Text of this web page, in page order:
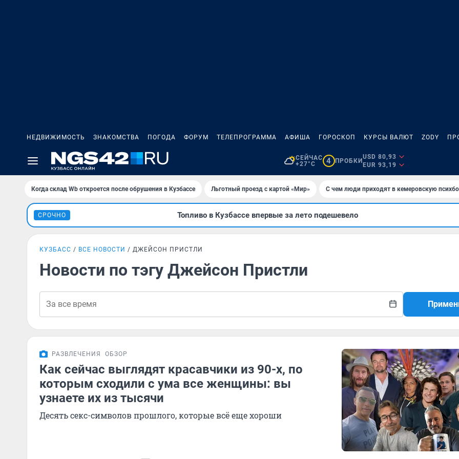
НЕДВИЖИМОСТЬ ЗНАКОМСТВА ПОГОДА ФОРУМ ТЕЛЕПРОГРАММА АФИША ГОРОСКОП КУРСЫ ВАЛЮТ ZODY
СЕЙЧАС
+27°C
4 ПРОБКИ
USD 80,93
EUR 93,19
Когда склад Wb откроется после обрушения в Кузбассе Льготный проезд с картой «Мир» С чем люди приходят в кемеровскую
СРОЧНО Топливо в Кузбассе впервые за лето подешевело
КУЗБАСС ВСЕ НОВОСТИ ДЖЕЙСОН ПРИСТЛИ
Новости по тэгу Джейсон Пристли
РАЗВЛЕЧЕНИЯ ОБЗОР
Как сейчас выглядят красавчики из 90-х, по
которым сходили с ума все женщины: вы
узнаете их из тысячи
Десять секс-символов прошлого, которые всё еще хороши